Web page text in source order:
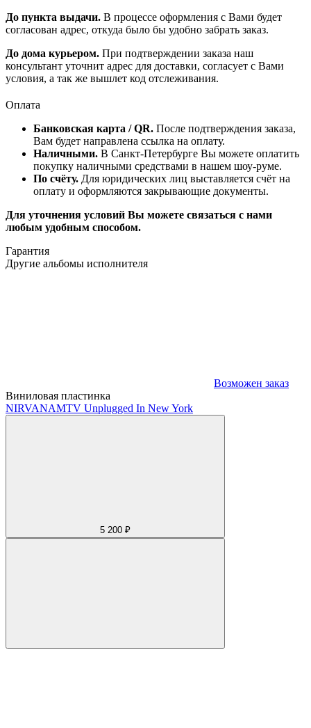
До пункта выдачи. В процессе оформления с Вами будет
согласован адрес, откуда было бы удобно забрать заказ.
До дома курьером. При подтверждении заказа наш
консультант уточнит адрес для доставки, согласует с Вами
условия, а так же вышлет код отслеживания.
Оплата
Банковская карта / QR. После подтверждения заказа,
Вам будет направлена ссылка на оплату.
Наличными. В Санкт-Петербурге Вы можете оплатить
покупку наличными средствами в нашем шоу-руме.
По счёту. Для юридических лиц выставляется счёт на
оплату и оформляются закрывающие документы.
Для уточнения условий Вы можете связаться с нами
любым удобным способом.
Гарантия
Другие альбомы исполнителя
Возможен заказ
Виниловая пластинка
NIRVANAMTV Unplugged In New York
5 200 ₽